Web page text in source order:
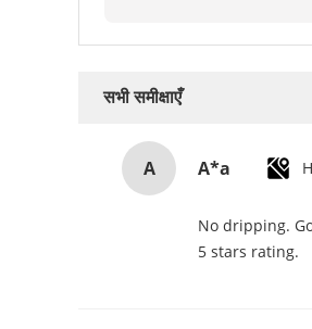
सभी समीक्षाएँ
A A*a
No dripping.
5 stars rating.